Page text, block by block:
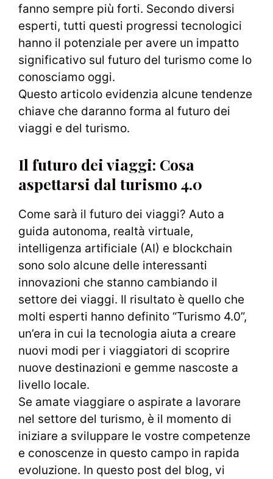
fanno sempre più forti. Secondo diversi
esperti, tutti questi progressi tecnologici
hanno il potenziale per avere un impatto
significativo sul futuro del turismo come lo
conosciamo oggi.
Questo articolo evidenzia alcune tendenze
chiave che daranno forma al futuro dei
viaggi e del turismo.
Il futuro dei viaggi: Cosa
aspettarsi dal turismo 4.0
Come sarà il futuro dei viaggi? Auto a
guida autonoma, realtà virtuale,
intelligenza artificiale (AI) e blockchain
sono solo alcune delle interessanti
innovazioni che stanno cambiando il
settore dei viaggi. Il risultato è quello che
molti esperti hanno definito “Turismo 4.0”,
un’era in cui la tecnologia aiuta a creare
nuovi modi per i viaggiatori di scoprire
nuove destinazioni e gemme nascoste a
livello locale.
Se amate viaggiare o aspirate a lavorare
nel settore del turismo, è il momento di
iniziare a sviluppare le vostre competenze
e conoscenze in questo campo in rapida
evoluzione. In questo post del blog, vi